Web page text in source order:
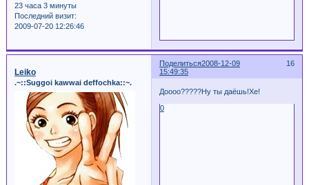
23 часа 3 минуты
Последний визит:
2009-07-20 12:26:46
Поделиться 16
2008-12-09
15:49:35
Leiko
.~::Suggoi kawwai deffochka::~.
Доооо?????Ну ты даёшь!Хе!
0